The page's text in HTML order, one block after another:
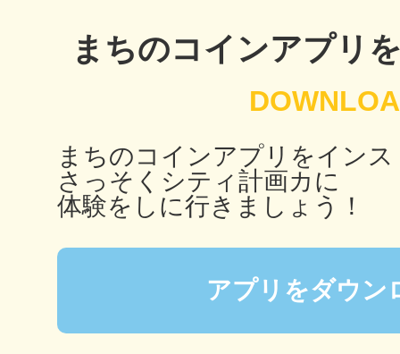
まちのコインアプリ
まちのコインアプリをイン
さっそくシティ計画カに
体験をしに行きましょう！
アプリをダウン
高知市
シモキ
多度津